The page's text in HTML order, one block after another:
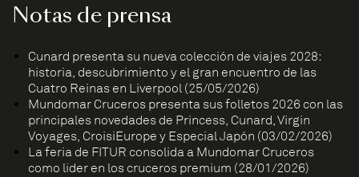
Notas de prensa
Cunard presenta su nueva colección de viajes 2028:
historia, descubrimiento y el gran encuentro de las
Cuatro Reinas en Liverpool (25/05/2026)
Mundomar Cruceros presenta sus folletos 2026 con las
principales novedades de Princess, Cunard, Virgin
Voyages, CroisiEurope y Especial Japón (03/02/2026)
La feria de FITUR consolida a Mundomar Cruceros
como líder en los cruceros premium (28/01/2026)